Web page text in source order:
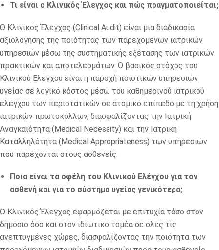
Τι είναι ο ΚλινικόςΈλεγχος και πώς πραγματοποιείται;
Ο Κλινικός Έλεγχος (Clinical Audit) είναι μια διαδικασία
αξιολόγησης της ποιότητας των παρεχόμενων ιατρικών
υπηρεσιών μέσω της συστηματικής εξέτασης των ιατρικών
πρακτικών και αποτελεσμάτων. Ο βασικός στόχος του
Κλινικού Ελέγχου είναι η παροχή ποιοτικών υπηρεσιών
υγείας σε λογικό κόστος μέσω του καθημερινού ιατρικού
ελέγχου των περιστατικών σε ατομικό επίπεδο με τη χρήση
ιατρικών πρωτοκόλλων, διασφαλίζοντας την Ιατρική
Αναγκαιότητα (Medical Necessity) και την Ιατρική
Καταλληλότητα (Μedical Αppropriateness) των υπηρεσιών
που παρέχονται στους ασθενείς.
Ποια είναι τα οφέλη του Κλινικού Ελέγχου για τον
ασθενή και για το σύστημα υγείας γενικότερα;
Ο Κλινικός Έλεγχος εφαρμόζεται με επιτυχία τόσο στον
δημόσιο όσο και στον ιδιωτικό τομέα σε όλες τις
ανεπτυγμένες χώρες, διασφαλίζοντας την ποιότητα των